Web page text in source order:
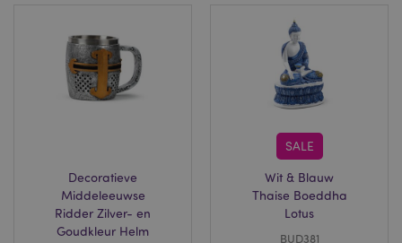
Decoratieve
Middeleeuwse
Ridder Zilver- en
Goudkleur Helm
SALE
Wit & Blauw
Thaise Boeddha
Lotus
BUD381